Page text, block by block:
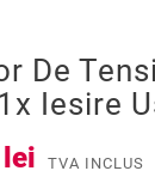
De
Iesire
TVA INCLUS